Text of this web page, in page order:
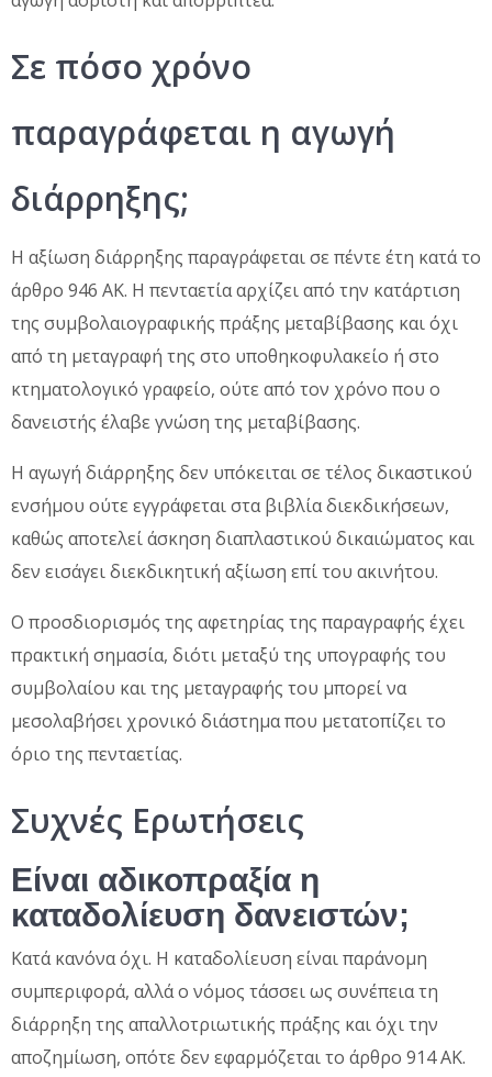
Σε πόσο χρόνο
παραγράφεται η αγωγή
διάρρηξης;
Η αξίωση διάρρηξης παραγράφεται σε πέντε έτη κατά το
άρθρο 946 ΑΚ. Η πενταετία αρχίζει από την κατάρτιση
της συμβολαιογραφικής πράξης μεταβίβασης και όχι
από τη μεταγραφή της στο υποθηκοφυλακείο ή στο
κτηματολογικό γραφείο, ούτε από τον χρόνο που ο
δανειστής έλαβε γνώση της μεταβίβασης.
Η αγωγή διάρρηξης δεν υπόκειται σε τέλος δικαστικού
ενσήμου ούτε εγγράφεται στα βιβλία διεκδικήσεων,
καθώς αποτελεί άσκηση διαπλαστικού δικαιώματος και
δεν εισάγει διεκδικητική αξίωση επί του ακινήτου.
Ο προσδιορισμός της αφετηρίας της παραγραφής έχει
πρακτική σημασία, διότι μεταξύ της υπογραφής του
συμβολαίου και της μεταγραφής του μπορεί να
μεσολαβήσει χρονικό διάστημα που μετατοπίζει το
όριο της πενταετίας.
Συχνές Ερωτήσεις
Είναι αδικοπραξία η
καταδολίευση δανειστών;
Κατά κανόνα όχι. Η καταδολίευση είναι παράνομη
συμπεριφορά, αλλά ο νόμος τάσσει ως συνέπεια τη
διάρρηξη της απαλλοτριωτικής πράξης και όχι την
αποζημίωση, οπότε δεν εφαρμόζεται το άρθρο 914 ΑΚ.